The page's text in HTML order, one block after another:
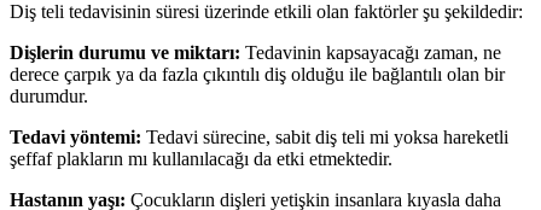
Diş teli tedavisinin süresi üzerinde etkili olan faktörler şu şekildedir:
Dişlerin durumu ve miktarı: Tedavinin kapsayacağı zaman, ne
derece çarpık ya da fazla çıkıntılı diş olduğu ile bağlantılı olan bir
durumdur.
Tedavi yöntemi: Tedavi sürecine, sabit diş teli mi yoksa hareketli
şeffaf plakların mı kullanılacağı da etki etmektedir.
Hastanın yaşı: Çocukların dişleri yetişkin insanlara kıyasla daha